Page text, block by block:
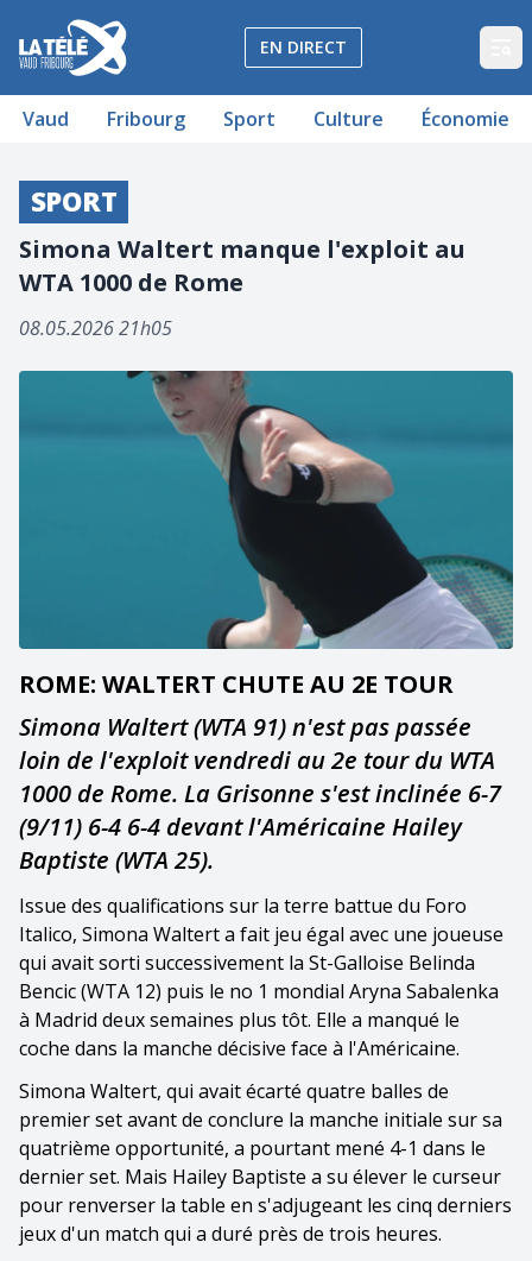
La Télé - Télévision régionale Vaud et Fribourg
EN DIRECT
Vaud Fribourg Sport Culture Économie
SPORT
Simona Waltert manque l'exploit au
WTA 1000 de Rome
08.05.2026 21h05
ROME: WALTERT CHUTE AU 2E TOUR
Simona Waltert (WTA 91) n'est pas passée
loin de l'exploit vendredi au 2e tour du WTA
1000 de Rome. La Grisonne s'est inclinée 6-7
(9/11) 6-4 6-4 devant l'Américaine Hailey
Baptiste (WTA 25).
Issue des qualifications sur la terre battue du Foro
Italico, Simona Waltert a fait jeu égal avec une joueuse
qui avait sorti successivement la St-Galloise Belinda
Bencic (WTA 12) puis le no 1 mondial Aryna Sabalenka
à Madrid deux semaines plus tôt. Elle a manqué le
coche dans la manche décisive face à l'Américaine.
Simona Waltert, qui avait écarté quatre balles de
premier set avant de conclure la manche initiale sur sa
quatrième opportunité, a pourtant mené 4-1 dans le
dernier set. Mais Hailey Baptiste a su élever le curseur
pour renverser la table en s'adjugeant les cinq derniers
jeux d'un match qui a duré près de trois heures.